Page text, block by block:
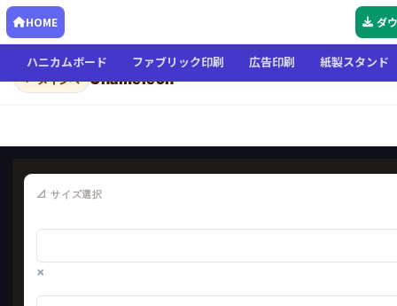
HOME ダ
ハニカムボード ファブリック印刷 広告印刷 紙製スタンド
← メインへ Chameleon
📐 サイズ選択
×